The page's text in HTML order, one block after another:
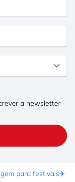
a newsletter
para festivais✈️